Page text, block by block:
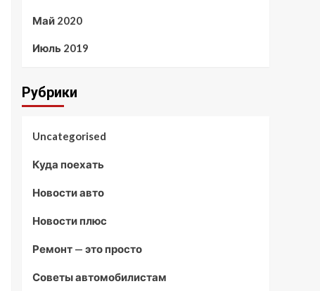
Май 2020
Июль 2019
Рубрики
Uncategorised
Куда поехать
Новости авто
Новости плюс
Ремонт — это просто
Советы автомобилистам